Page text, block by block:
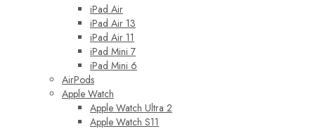
iPad Air
iPad Air 13
iPad Air 11
iPad Mini 7
iPad Mini 6
AirPods
Apple Watch
Apple Watch Ultra 2
Apple Watch S11